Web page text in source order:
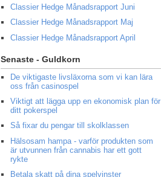
Classier Hedge Månadsrapport Juni
Classier Hedge Månadsrapport Maj
Classier Hedge Månadsrapport April
Senaste - Guldkorn
De viktigaste livsläxorna som vi kan lära
oss från casinospel
Viktigt att lägga upp en ekonomisk plan för
ditt pokerspel
Så fixar du pengar till skolklassen
Hälsosam hampa - varför produkten som
är utvunnen från cannabis har ett gott
rykte
Betala skatt på dina spelvinster